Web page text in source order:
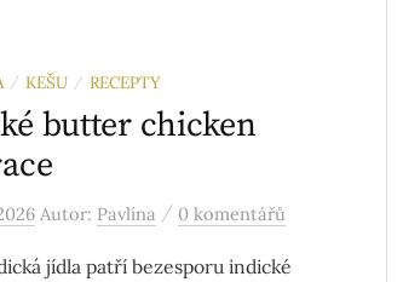
/ KEŠU / RECEPTY
butter chicken
Autor: Pavlína / 0 komentářů
jídla patří bezesporu indické